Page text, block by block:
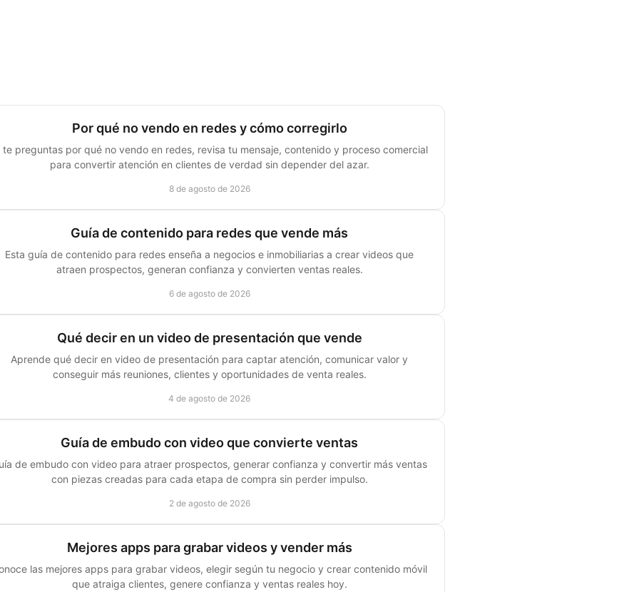
Por qué no vendo en redes y cómo corregirlo
te preguntas por qué no vendo en redes, revisa tu mensaje, contenido y proceso comercial
para convertir atención en clientes de verdad sin depender del azar.
8 de agosto de 2026
Guía de contenido para redes que vende más
Esta guía de contenido para redes enseña a negocios e inmobiliarias a crear videos que
atraen prospectos, generan confianza y convierten ventas reales.
6 de agosto de 2026
Qué decir en un video de presentación que vende
Aprende qué decir en video de presentación para captar atención, comunicar valor y
conseguir más reuniones, clientes y oportunidades de venta reales.
4 de agosto de 2026
Guía de embudo con video que convierte ventas
de embudo con video para atraer prospectos, generar confianza y convertir más ventas
con piezas creadas para cada etapa de compra sin perder impulso.
2 de agosto de 2026
Mejores apps para grabar videos y vender más
las mejores apps para grabar videos, elegir según tu negocio y crear contenido móvil
que atraiga clientes, genere confianza y ventas reales hoy.